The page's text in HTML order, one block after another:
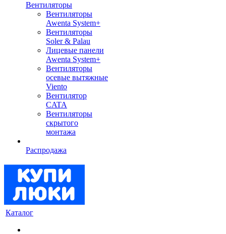
Вентиляторы
Вентиляторы
Awenta System+
Вентиляторы
Soler & Palau
Лицевые панели
Awenta System+
Вентиляторы
осевые вытяжные
Viento
Вентилятор
CATA
Вентиляторы
скрытого
монтажа
Распродажа
Каталог